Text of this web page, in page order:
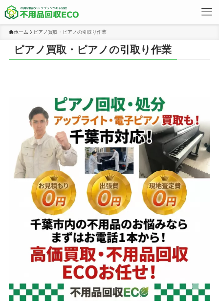
ホーム ピアノ買取・ピアノの引取り作業
ピアノ買取・ピアノの引取り作業